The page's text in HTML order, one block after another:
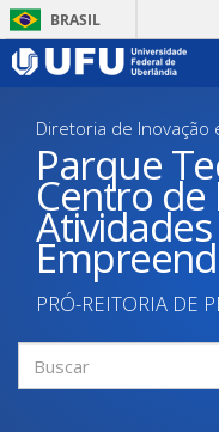
Pular
para
BRASIL
Diretoria de Inovação
Parque
Centro de
Atividades
PRÓ-REITORIA DE
Formulário
de